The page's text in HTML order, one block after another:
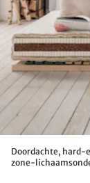
Doordachte, hard-
zone-